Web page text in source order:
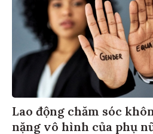
Lao động chăm sóc
nặng vô hình của phụ